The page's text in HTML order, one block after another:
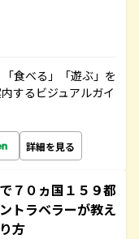
食べる」「遊ぶ」を
するビジュアルガイ
詳細を見る
７０ヵ国１５９都
トラベラーが教え
方